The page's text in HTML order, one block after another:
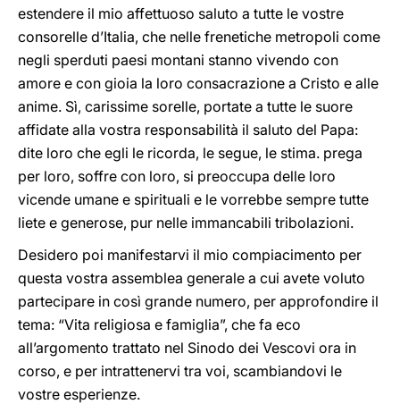
estendere il mio affettuoso saluto a tutte le vostre
consorelle d’Italia, che nelle frenetiche metropoli come
negli sperduti paesi montani stanno vivendo con
amore e con gioia la loro consacrazione a Cristo e alle
anime. Sì, carissime sorelle, portate a tutte le suore
affidate alla vostra responsabilità il saluto del Papa:
dite loro che egli le ricorda, le segue, le stima. prega
per loro, soffre con loro, si preoccupa delle loro
vicende umane e spirituali e le vorrebbe sempre tutte
liete e generose, pur nelle immancabili tribolazioni.
Desidero poi manifestarvi il mio compiacimento per
questa vostra assemblea generale a cui avete voluto
partecipare in così grande numero, per approfondire il
tema: “Vita religiosa e famiglia”, che fa eco
all’argomento trattato nel Sinodo dei Vescovi ora in
corso, e per intrattenervi tra voi, scambiandovi le
vostre esperienze.